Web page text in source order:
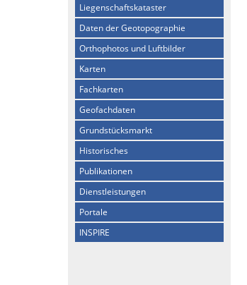
Liegenschaftskataster
Daten der Geotopographie
Orthophotos und Luftbilder
Karten
Fachkarten
Geofachdaten
Grundstücksmarkt
Historisches
Publikationen
Dienstleistungen
Portale
INSPIRE